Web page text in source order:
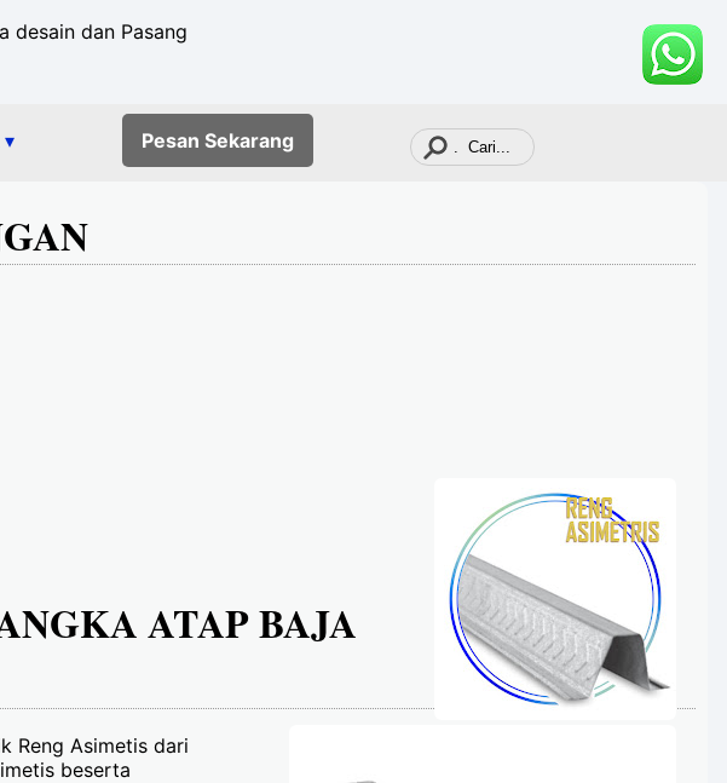
desain dan Pasang
Pesan Sekarang
ATAP BAJA
Reng Asimetis dari
beserta